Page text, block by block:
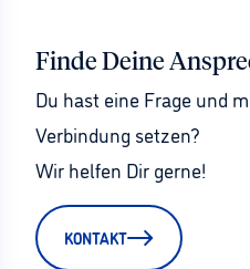
Finde Deine
Du hast eine Frage und
Verbindung setzen?
Wir helfen Dir gerne!
KONTAKT